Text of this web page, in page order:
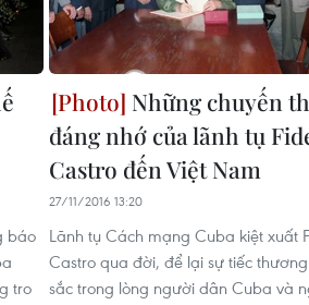
báo
tro
Những chuyến
đáng nhớ của lãnh tụ
Castro đến Việt Nam
27/11/2016 13:20
Lãnh tụ Cách mạng Cuba kiệt xuất
Castro qua đời, để lại sự tiếc
sắc trong lòng người dân Cuba và